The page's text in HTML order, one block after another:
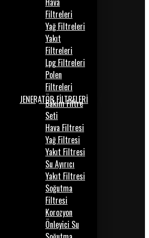
Filtreleri
Yağ Filtreleri
Yakıt
Filtreleri
Lpg Filtreleri
Polen
Filtreleri
JENERATÖR FİLTRELERİ
Bakım Filtre
Seti
Hava Filtresi
Yağ Filtresi
Yakıt Filtresi
Su Ayırıcı
Yakıt Filtresi
Soğutma
Filtresi
Korozyon
Önleyici Su